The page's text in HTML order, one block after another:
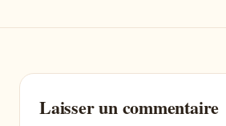
Laisser un commentaire